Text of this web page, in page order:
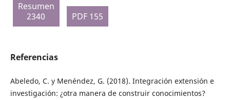
Resumen
2340
PDF 155
Referencias
Abeledo, C. y Menéndez, G. (2018). Integración extensión e
investigación: ¿otra manera de construir conocimientos?